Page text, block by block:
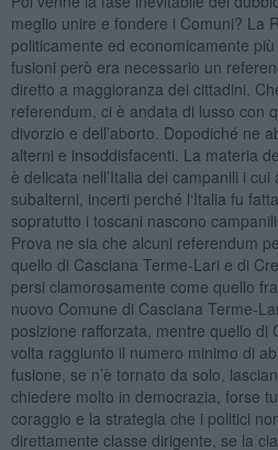
meglio unire e fondere i Comuni? La
politicamente ed economicamente
fusioni però era necessario un
diretto a maggioranza dei cittadini.
referendum, ci è andata di lusso con
divorzio e dell’aborto. Dopodiché ne
alterni e insoddisfacenti. La materia
è delicata nell’Italia dei campanili i cui
subalterni, incerti perché l‘Italia fu
sopratutto i toscani nascono
Prova ne sia che alcuni referendum
quello di Casciana Terme-Lari e di
persi clamorosamente come quello
nuovo Comune di Casciana Terme-
posizione rafforzata, mentre quello di
volta raggiunto il numero minimo di
fusione, se n’è tornato da solo,
chiedere molto in democrazia, forse
coraggio e la strategia che i politici
direttamente classe dirigente, se la